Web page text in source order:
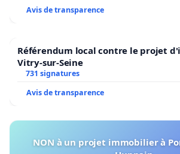
Avis de transparence
Référendum local contre le projet
Vitry-sur-Seine
731 signatures
Avis de transparence
NON à un projet immobilier à